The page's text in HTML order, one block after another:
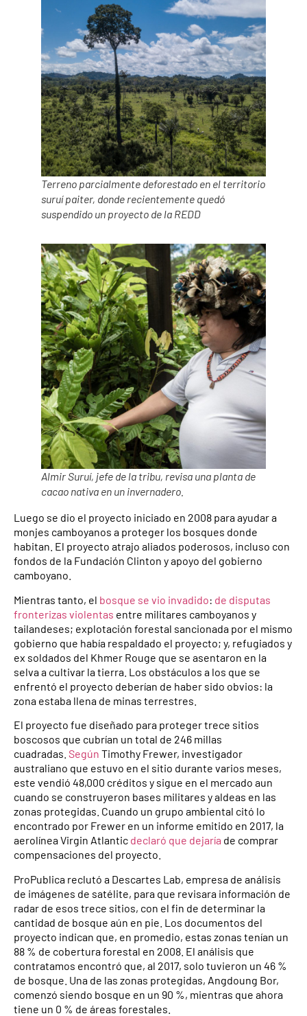
Terreno parcialmente deforestado en el territorio
suruí paiter, donde recientemente quedó
suspendido un proyecto de la REDD
Almir Suruí, jefe de la tribu, revisa una planta de
cacao nativa en un invernadero.
Luego se dio el proyecto iniciado en 2008 para ayudar a
monjes camboyanos a proteger los bosques donde
habitan. El proyecto atrajo aliados poderosos, incluso con
fondos de la Fundación Clinton y apoyo del gobierno
camboyano.
Mientras tanto, el bosque se vio invadido: de disputas
fronterizas violentas entre militares camboyanos y
tailandeses; explotación forestal sancionada por el mismo
gobierno que había respaldado el proyecto; y, refugiados y
ex soldados del Khmer Rouge que se asentaron en la
selva a cultivar la tierra. Los obstáculos a los que se
enfrentó el proyecto deberían de haber sido obvios: la
zona estaba llena de minas terrestres.
El proyecto fue diseñado para proteger trece sitios
boscosos que cubrían un total de 246 millas
cuadradas. Según Timothy Frewer, investigador
australiano que estuvo en el sitio durante varios meses,
este vendió 48,000 créditos y sigue en el mercado aun
cuando se construyeron bases militares y aldeas en las
zonas protegidas. Cuando un grupo ambiental citó lo
encontrado por Frewer en un informe emitido en 2017, la
aerolínea Virgin Atlantic declaró que dejaría de comprar
compensaciones del proyecto.
ProPublica reclutó a Descartes Lab, empresa de análisis
de imágenes de satélite, para que revisara información de
radar de esos trece sitios, con el fin de determinar la
cantidad de bosque aún en pie. Los documentos del
proyecto indican que, en promedio, estas zonas tenían un
88 % de cobertura forestal en 2008. El análisis que
contratamos encontró que, al 2017, solo tuvieron un 46 %
de bosque. Una de las zonas protegidas, Angdoung Bor,
comenzó siendo bosque en un 90 %, mientras que ahora
tiene un 0 % de áreas forestales.